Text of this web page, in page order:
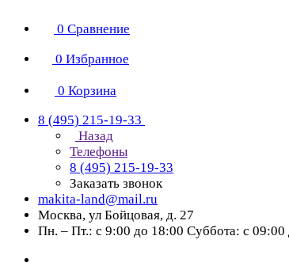
0 Сравнение
0 Избранное
0 Корзина
8 (495) 215-19-33
Назад
Телефоны
8 (495) 215-19-33
Заказать звонок
makita-land@mail.ru
Москва, ул Бойцовая, д. 27
Пн. – Пт.: с 9:00 до 18:00 Суббота: с